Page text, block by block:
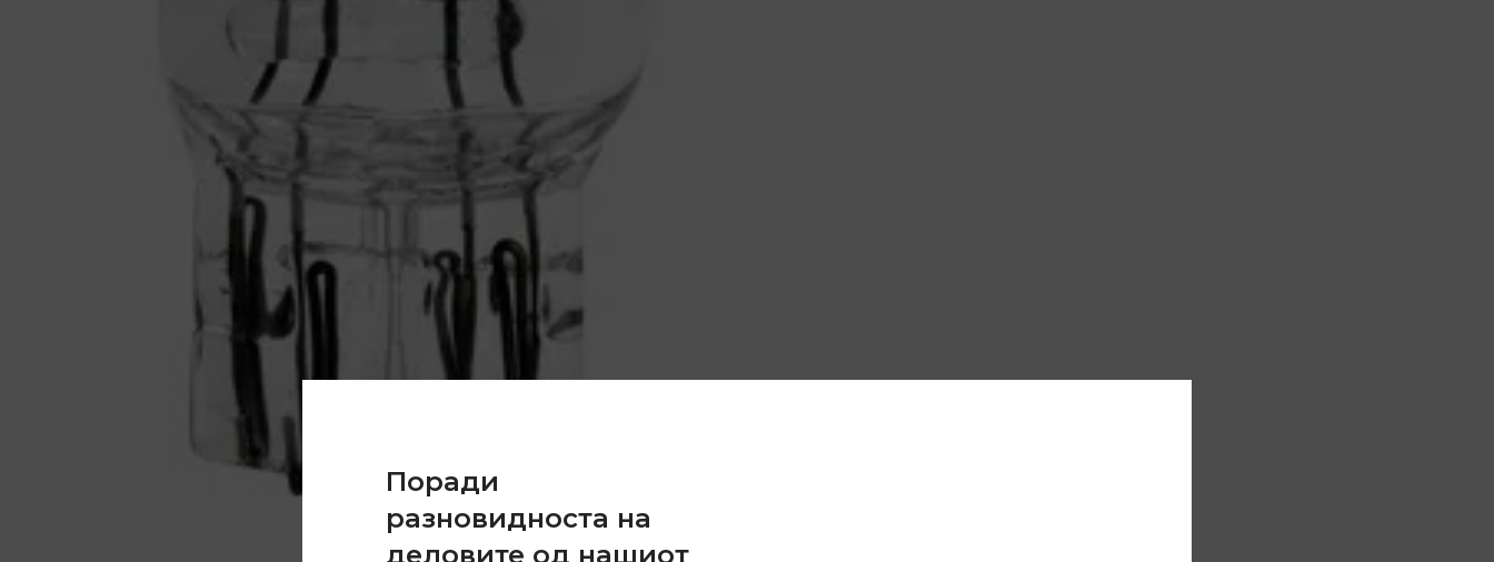
Поради
разновидноста на
деловите од нашиот